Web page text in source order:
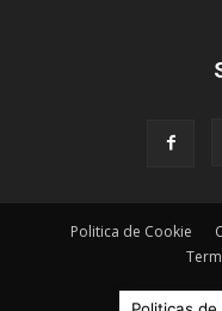
Politica de Cookie
© Derechos